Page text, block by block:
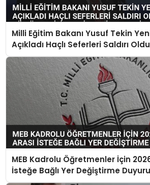
Milli Eğitim Bakanı Yusuf Tekin
Açıkladı Haçlı Seferleri Saldırı
Keşif Yerine Geçti
MEB Kadrolu Öğretmenler İçin 2026
İsteğe Bağlı Yer Değiştirme